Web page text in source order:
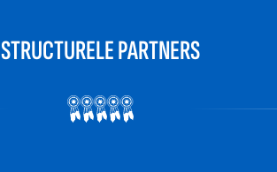
STRUCTURELE PARTNERS